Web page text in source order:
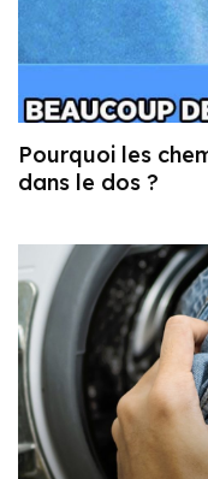
Pourquoi les
dans le dos ?